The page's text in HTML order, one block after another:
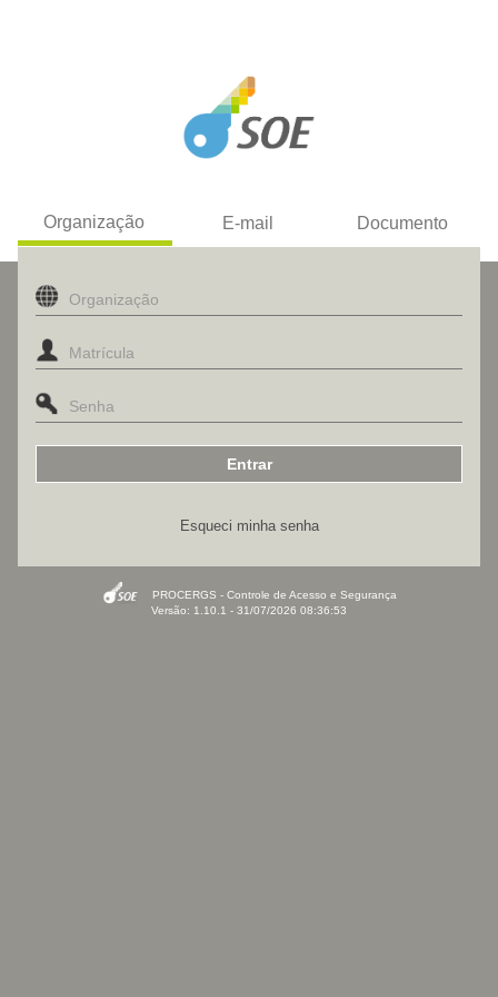
Organização E-mail Documento
Esqueci minha senha
PROCERGS - Controle de Acesso e Segurança
Versão: 1.10.1 - 31/07/2026 08:36:53